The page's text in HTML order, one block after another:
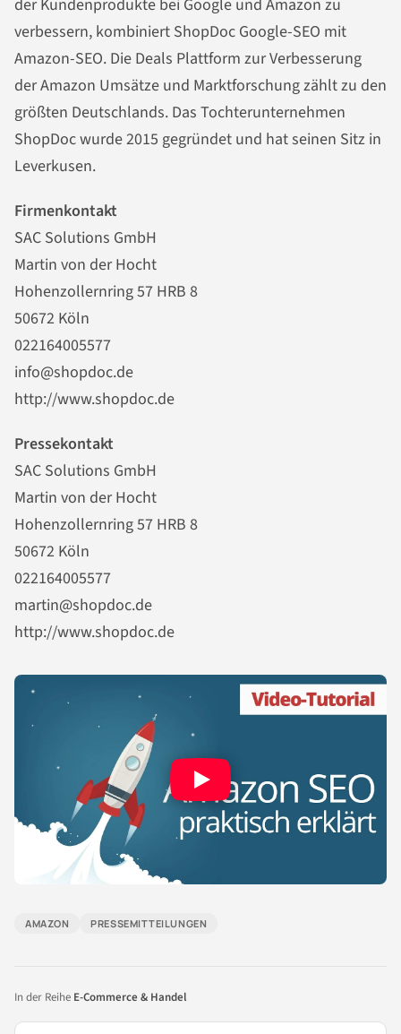
der Kundenprodukte bei Google und Amazon zu
verbessern, kombiniert ShopDoc Google-SEO mit
Amazon-SEO. Die Deals Plattform zur Verbesserung
der Amazon Umsätze und Marktforschung zählt zu den
größten Deutschlands. Das Tochterunternehmen
ShopDoc wurde 2015 gegründet und hat seinen Sitz in
Leverkusen.
Firmenkontakt
SAC Solutions GmbH
Martin von der Hocht
Hohenzollernring 57 HRB 8
50672 Köln
022164005577
info@shopdoc.de
http://www.shopdoc.de
Pressekontakt
SAC Solutions GmbH
Martin von der Hocht
Hohenzollernring 57 HRB 8
50672 Köln
022164005577
martin@shopdoc.de
http://www.shopdoc.de
AMAZON PRESSEMITTEILUNGEN
In der Reihe E-Commerce & Handel